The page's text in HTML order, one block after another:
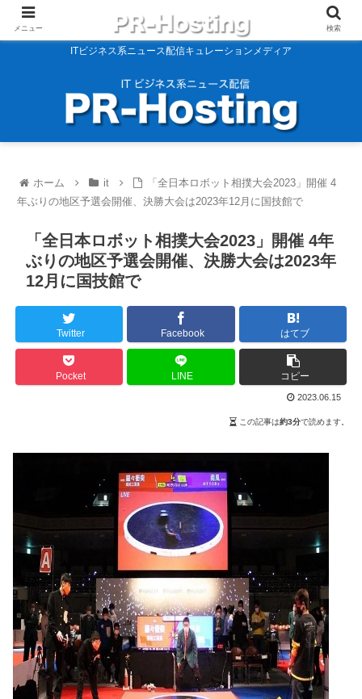
ITビジネス系ニュース配信キュレーションメディア
ホーム it
「全日本ロボット相撲大会2023」開催 4
年ぶりの地区予選会開催、決勝大会は2023年12月に国技館で
「全日本ロボット相撲大会2023」開催 4年
ぶりの地区予選会開催、決勝大会は2023年
12月に国技館で
Twitter Facebook はてブ
Pocket LINE コピー
2023.06.15
この記事は約3分で読めます。
メニュー 検索